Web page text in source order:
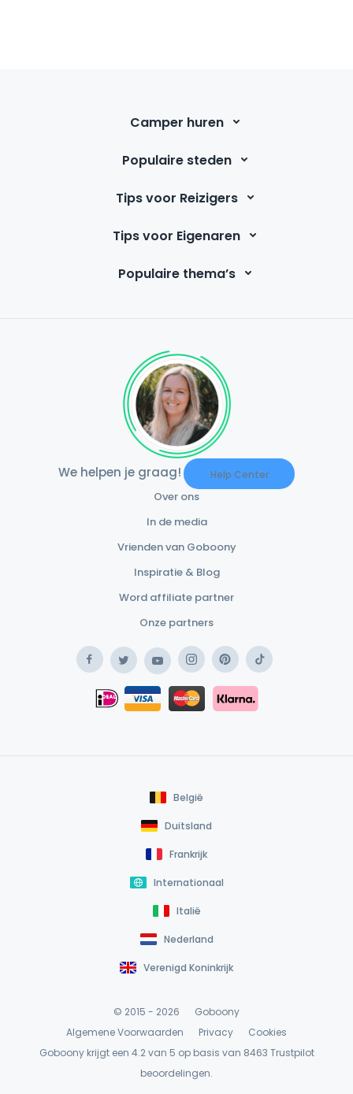
Camper huren
Populaire steden
Tips voor Reizigers
Tips voor Eigenaren
Populaire thema’s
We helpen je graag! Help Center
Over ons
In de media
Vrienden van Goboony
Inspiratie & Blog
Word affiliate partner
Onze partners
FacebookTwitterYouTubeInstagramPinterestTikTok
iDEAL
Safe Payment Card
Safe Payment Klarna
België
Duitsland
Frankrijk
Internationaal
Italië
Nederland
Verenigd Koninkrijk
© 2015 - 2026
Goboony
Algemene Voorwaarden
Privacy
Cookies
Goboony krijgt een 4.2 van 5 op basis van 8463 Trustpilot
beoordelingen.